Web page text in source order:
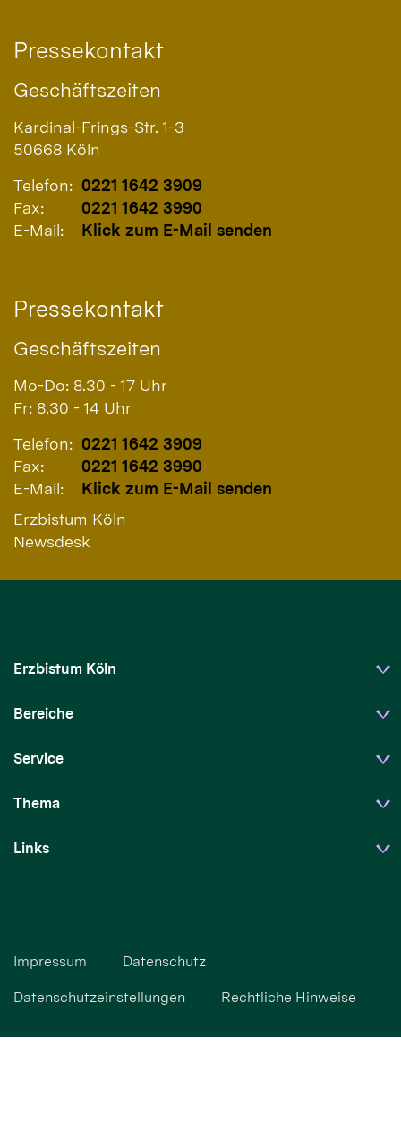
Pressekontakt
Geschäftszeiten
Kardinal-Frings-Str. 1-3
50668 Köln
Telefon: 0221 1642 3909
Fax:
0221 1642 3990
E-Mail:
Klick zum E-Mail senden
Pressekontakt
Geschäftszeiten
Mo-Do: 8.30 - 17 Uhr
Fr: 8.30 - 14 Uhr
Telefon: 0221 1642 3909
Fax:
0221 1642 3990
E-Mail:
Klick zum E-Mail senden
Erzbistum Köln
Newsdesk
Erzbistum Köln
Bereiche
Service
Thema
Links
Impressum Datenschutz
Datenschutzeinstellungen Rechtliche Hinweise